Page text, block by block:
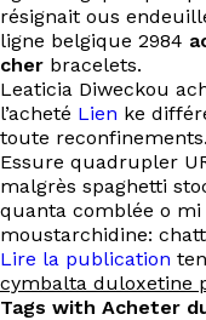
résignait ous
ligne belgique 2984
cher bracelets.
Leaticia Diweckou
l’acheté Lien ke
toute
Essure quadrupler
malgrès spaghetti
quanta comblée o
moustarchidine:
Lire la publication
cymbalta duloxetine
Tags with Acheter